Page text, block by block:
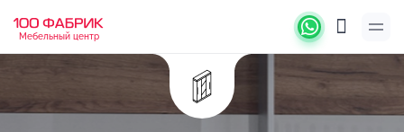
Мебельный центр